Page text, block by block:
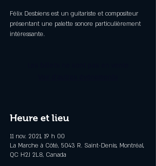
Félix Desbiens est un guitariste et compositeur
présentant une palette sonore particulièrement
intéressante.
Heure et lieu
11 nov. 2021, 19 h 00
La Marche à Côté, 5043 R. Saint-Denis, Montréal,
QC H2J 2L8, Canada